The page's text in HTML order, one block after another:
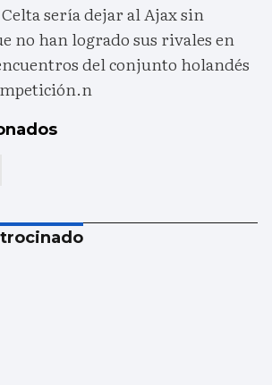
sería dejar al Ajax sin
no han logrado sus rivales en
del conjunto holandés